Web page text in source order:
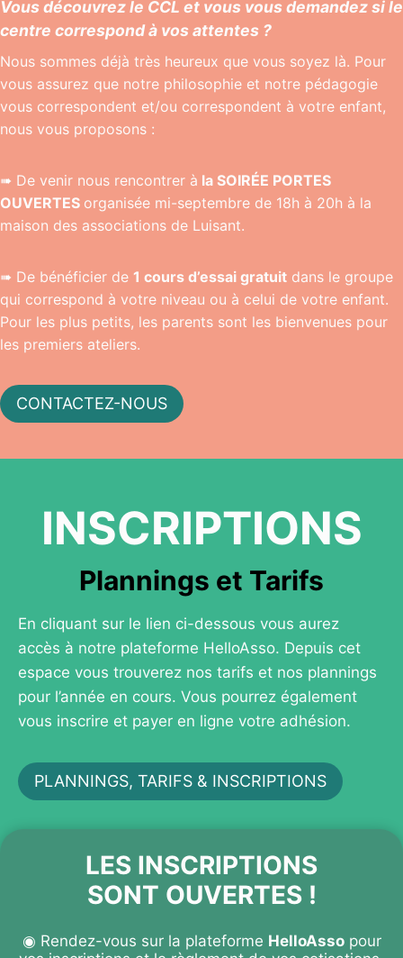
Vous découvrez le CCL et vous vous demandez si le
centre correspond à vos attentes ?
Nous sommes déjà très heureux que vous soyez là. Pour
vous assurez que notre philosophie et notre pédagogie
vous correspondent et/ou correspondent à votre enfant,
nous vous proposons :
➠ De venir nous rencontrer à la SOIRÉE PORTES
OUVERTES organisée mi-septembre de 18h à 20h à la
maison des associations de Luisant.
➠ De bénéficier de 1 cours d’essai gratuit dans le groupe
qui correspond à votre niveau ou à celui de votre enfant.
Pour les plus petits, les parents sont les bienvenues pour
les premiers ateliers.
CONTACTEZ-NOUS
INSCRIPTIONS
Plannings et Tarifs
En cliquant sur le lien ci-dessous vous aurez
accès à notre plateforme HelloAsso. Depuis cet
espace vous trouverez nos tarifs et nos plannings
pour l’année en cours. Vous pourrez également
vous inscrire et payer en ligne votre adhésion.
PLANNINGS, TARIFS & INSCRIPTIONS
LES INSCRIPTIONS
SONT OUVERTES !
◉ Rendez-vous sur la plateforme HelloAssopour